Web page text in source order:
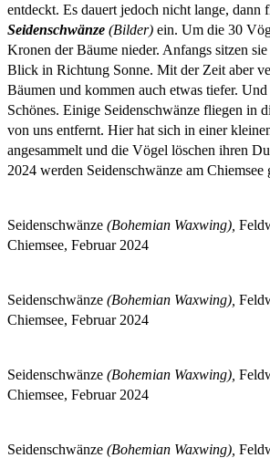
entdeckt. Es dauert jedoch nicht lange, dann
Seidenschwänze (Bilder) ein. Um die 30
Kronen der Bäume nieder. Anfangs sitzen
Blick in Richtung Sonne. Mit der Zeit aber
Bäumen und kommen auch etwas tiefer.
Schönes. Einige Seidenschwänze fliegen in
von uns entfernt. Hier hat sich in einer
angesammelt und die Vögel löschen ihren
2024 werden Seidenschwänze am Chiemsee
Seidenschwänze (Bohemian Waxwing),
Chiemsee, Februar 2024
Seidenschwänze (Bohemian Waxwing),
Chiemsee, Februar 2024
Seidenschwänze (Bohemian Waxwing),
Chiemsee, Februar 2024
Seidenschwänze (Bohemian Waxwing),